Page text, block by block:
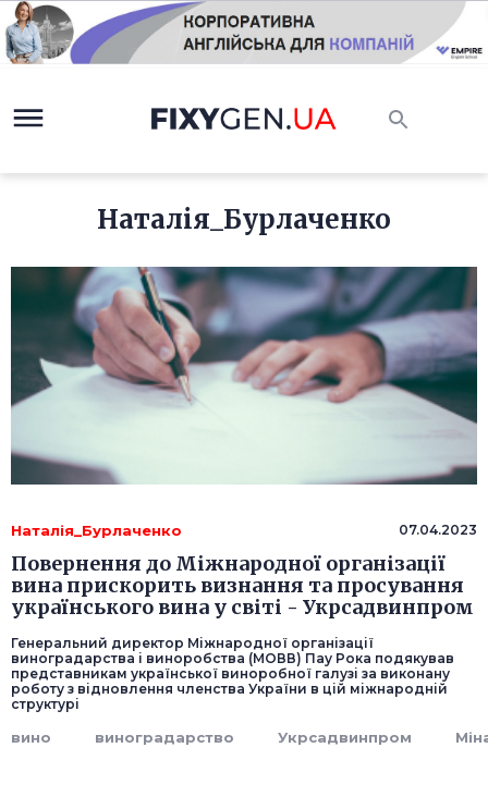
Наталія_Бурлаченко
Наталія_Бурлаченко 07.04.2023
Повернення до Міжнародної організації
вина прискорить визнання та просування
українського вина у світі - Укрсадвинпром
Генеральний директор Міжнародної організації
виноградарства і виноробства (МОВВ) Пау Рока подякував
представникам української виноробної галузі за виконану
роботу з відновлення членства України в цій міжнародній
структурі
вино виноградарство Укрсадвинпром